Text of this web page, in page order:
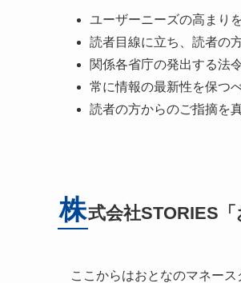
ユーザーニーズの高まり
読者目線に立ち、読者の
関係各省庁の発出する法
常に情報の最新性を保つ
読者の方からのご指摘を
株式会社STORIES
ここからはおとなのマネー